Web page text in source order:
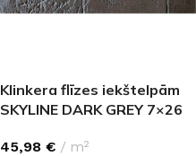
Klinkera flīzes iekštelpām
SKYLINE DARK GREY 7×26
45,98 € m²